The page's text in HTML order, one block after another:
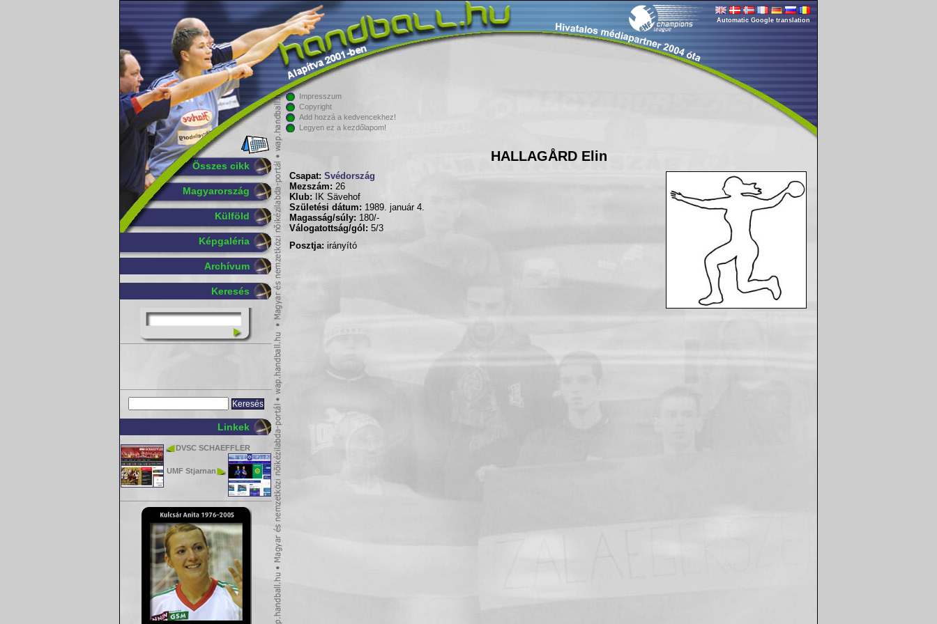
Összes cikk
Magyarország
Külföld
Képgaléria
Archívum
Keresés
Linkek
DVSC SCHAEFFLER
UMF Stjarnan
Automatic Google translation
Impresszum
Copyright
Add hozzá a kedvencekhez!
Legyen ez a kezdőlapom!
HALLAGÅRD Elin
Csapat: Svédország
Mezszám: 26
Klub: IK Sävehof
Születési dátum: 1989. január 4.
Magasság/súly: 180/-
Válogatottság/gól: 5/3
Posztja: irányító